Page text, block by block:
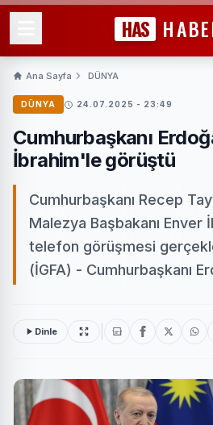
HAS
Ana Sayfa DÜNYA
DÜNYA 24.07.2025 - 23:49
Cumhurbaşkanı
İbrahim'le görüştü
Cumhurbaşkanı Recep
Malezya Başbakanı Enver
telefon görüşmesi
(İGFA) - Cumhurbaşkanı
Dinle